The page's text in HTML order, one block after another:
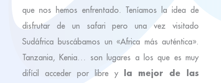
que nos hemos enfrentado. Teníamos la idea de
disfrutar de un safari pero una vez visitado
Sudáfrica buscábamos un «Africa más auténtica».
Tanzania, Kenia… son lugares a los que es muy
difícil acceder por libre y
la mejor de las